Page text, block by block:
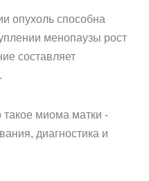
опухоль способна
менопаузы рост
составляет
такое миома матки -
диагностика и